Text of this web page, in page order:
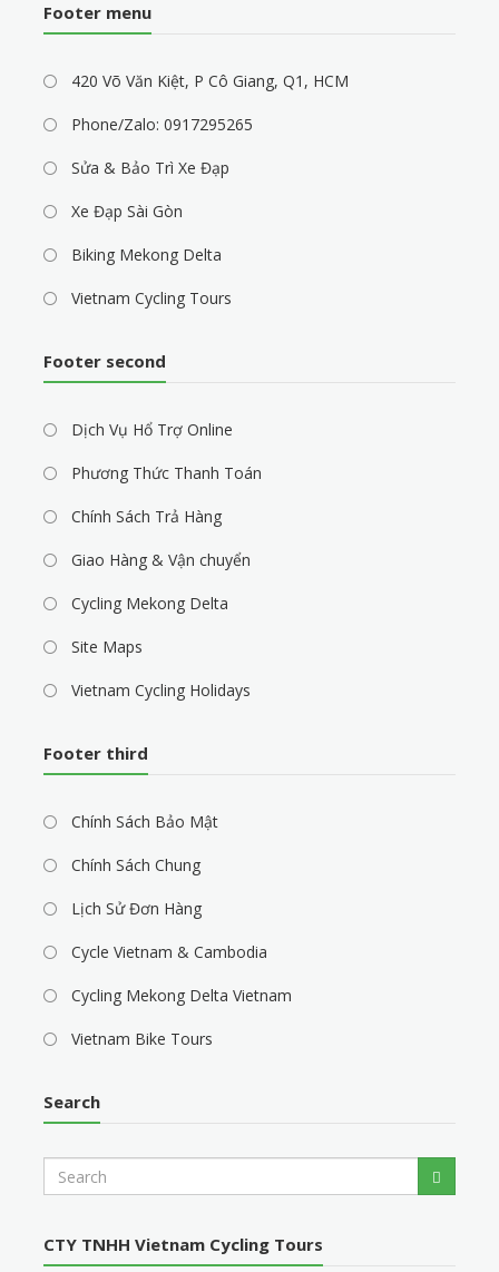
Footer menu
420 Võ Văn Kiệt, P Cô Giang, Q1, HCM
Phone/Zalo: 0917295265
Sửa & Bảo Trì Xe Đạp
Xe Đạp Sài Gòn
Biking Mekong Delta
Vietnam Cycling Tours
Footer second
Dịch Vụ Hổ Trợ Online
Phương Thức Thanh Toán
Chính Sách Trả Hàng
Giao Hàng & Vận chuyển
Cycling Mekong Delta
Site Maps
Vietnam Cycling Holidays
Footer third
Chính Sách Bảo Mật
Chính Sách Chung
Lịch Sử Đơn Hàng
Cycle Vietnam & Cambodia
Cycling Mekong Delta Vietnam
Vietnam Bike Tours
Search
e
c
Search
CTY TNHH Vietnam Cycling Tours